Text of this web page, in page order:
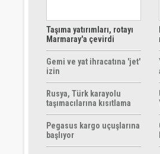
Taşıma yatırımları, rotayı
Marmaray'a çevirdi
Gemi ve yat ihracatına 'jet'
izin
Rusya, Türk karayolu
taşımacılarına kısıtlama
getirebilir
Pegasus kargo uçuşlarına
başlıyor